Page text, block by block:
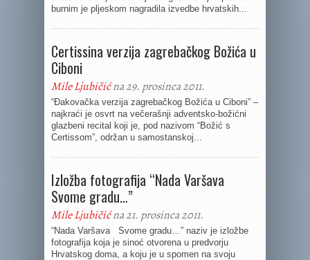
burnim je pljeskom nagradila izvedbe hrvatskih...
Certissina verzija zagrebačkog Božića u
Ciboni
Mile Ljubičićna 29. prosinca 2011.
“Đakovačka verzija zagrebačkog Božića u Ciboni” –
najkraći je osvrt na večerašnji adventsko-božićni
glazbeni recital koji je, pod nazivom “Božić s
Certissom”, održan u samostanskoj...
Izložba fotografija “Nada Varšava
Svome gradu…”
Mile Ljubičićna 21. prosinca 2011.
“Nada Varšava Svome gradu…” naziv je izložbe
fotografija koja je sinoć otvorena u predvorju
Hrvatskog doma, a koju je u spomen na svoju